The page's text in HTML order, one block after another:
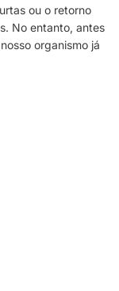
ou o retorno
No entanto, antes
organismo já